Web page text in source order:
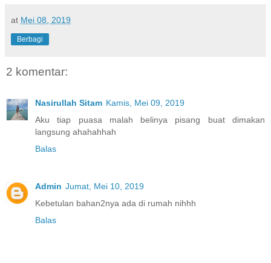
at Mei 08, 2019
Berbagi
2 komentar:
Nasirullah Sitam Kamis, Mei 09, 2019
Aku tiap puasa malah belinya pisang buat dimakan
langsung ahahahhah
Balas
Admin Jumat, Mei 10, 2019
Kebetulan bahan2nya ada di rumah nihhh
Balas